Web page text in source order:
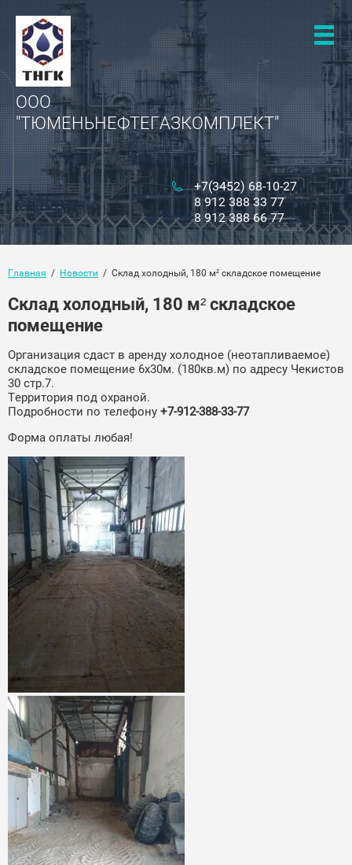
ООО
"ТЮМЕНЬНЕФТЕГАЗКОМПЛЕКТ"
+7(3452) 68-10-27
8 912 388 33 77
8 912 388 66 77
Главная
  /
Новости
  /  Склад холодный, 180 м² складское помещение
Склад холодный, 180 м² складское
помещение
Организация сдаст в аренду холодное (неотапливаемое)
складское помещение 6x30м. (180кв.м) по адресу Чекистов
30 стр.7.
Территория под охраной.
Подробности по телефону +7-912-388-33-77
Форма оплаты любая!